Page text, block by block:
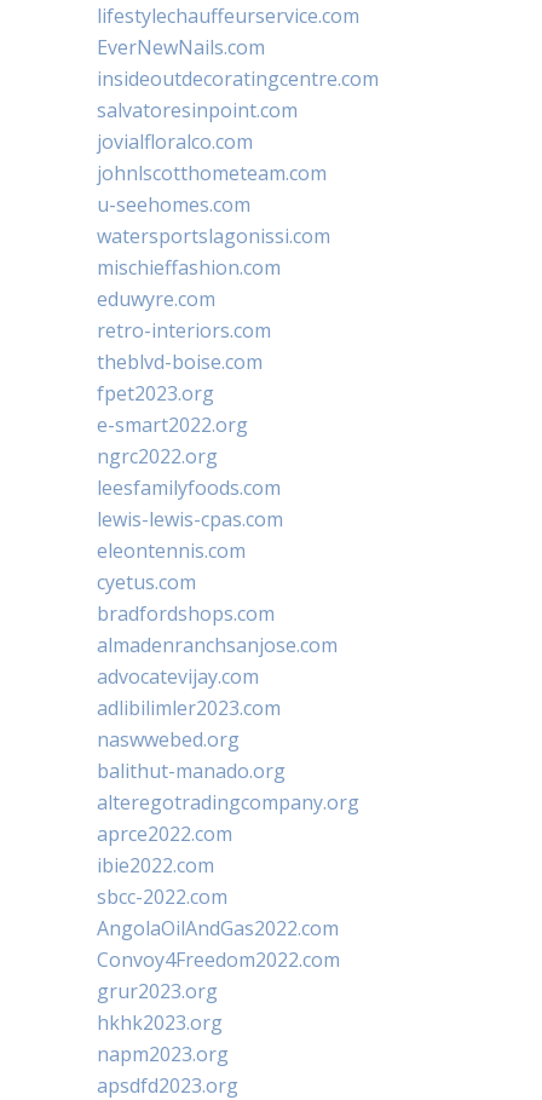
lifestylechauffeurservice.com
EverNewNails.com
insideoutdecoratingcentre.com
salvatoresinpoint.com
jovialfloralco.com
johnlscotthometeam.com
u-seehomes.com
watersportslagonissi.com
mischieffashion.com
eduwyre.com
retro-interiors.com
theblvd-boise.com
fpet2023.org
e-smart2022.org
ngrc2022.org
leesfamilyfoods.com
lewis-lewis-cpas.com
eleontennis.com
cyetus.com
bradfordshops.com
almadenranchsanjose.com
advocatevijay.com
adlibilimler2023.com
naswwebed.org
balithut-manado.org
alteregotradingcompany.org
aprce2022.com
ibie2022.com
sbcc-2022.com
AngolaOilAndGas2022.com
Convoy4Freedom2022.com
grur2023.org
hkhk2023.org
napm2023.org
apsdfd2023.org